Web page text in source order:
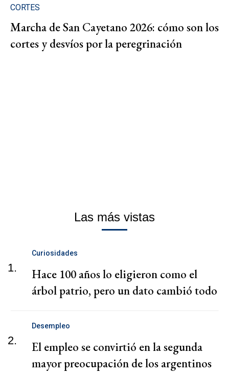
CORTES
Marcha de San Cayetano 2026: cómo son los
cortes y desvíos por la peregrinación
Las más vistas
1.
Curiosidades
Hace 100 años lo eligieron como el
árbol patrio, pero un dato cambió todo
2.
Desempleo
El empleo se convirtió en la segunda
mayor preocupación de los argentinos